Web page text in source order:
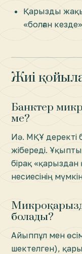
Қарызды
«болған
Жиі
Банктер
ме?
Иә. МҚҰ деректі
жібереді.
бірақ «қарыздан
несиесінің
болады?
Айыппұл мен
шектелген),